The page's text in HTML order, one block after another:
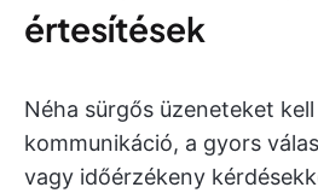
értesítések
Néha sürgős üzeneteket
kommunikáció, a gyors
vagy időérzékeny